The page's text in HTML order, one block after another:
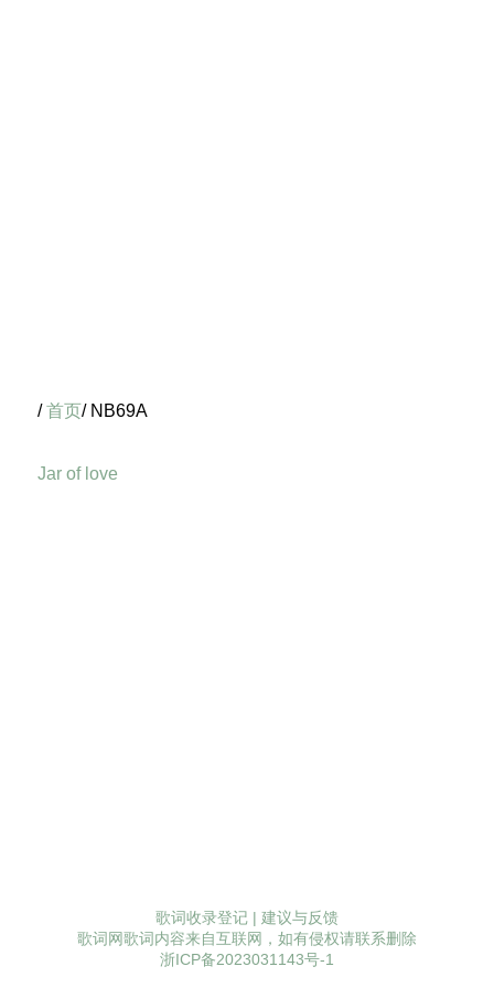
/首页/ NB69A
Jar of love
歌词收录登记 | 建议与反馈
歌词网歌词内容来自互联网，如有侵权请联系删除
浙ICP备2023031143号-1